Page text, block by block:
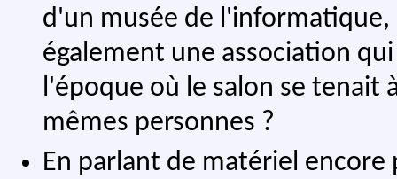
d'un musée de
également une association
l'époque où le salon se tenait
mêmes personnes ?
En parlant de matériel encore